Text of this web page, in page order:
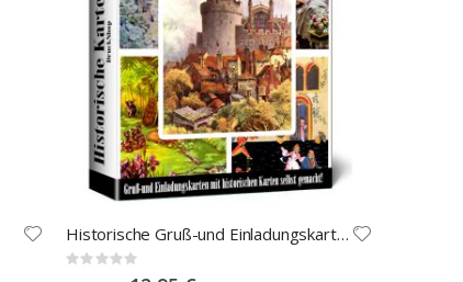
Historische Gruß-und Einladungskarten
Rating:
0%